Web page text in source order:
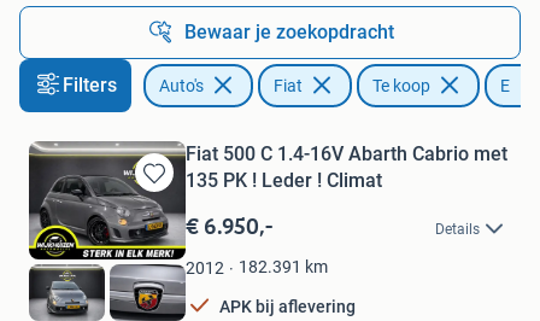
Bewaar je zoekopdracht
Filters Auto's Fiat Te koop E
Bewaren
in
Mijn
Favorieten
Fiat 500 C 1.4-16V Abarth Cabrio met
135 PK ! Leder ! Climat
€ 6.950,- Details
2012 182.391 km
APK bij aflevering